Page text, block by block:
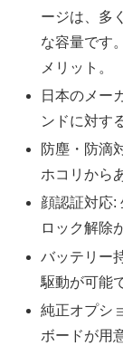
ージは、多
な容量です
メリット。
日本のメー
ンドに対す
防塵・防滴
ホコリから
顔認証対応:
ロック解除
バッテリー
駆動が可能
純正オプシ
ボードが用